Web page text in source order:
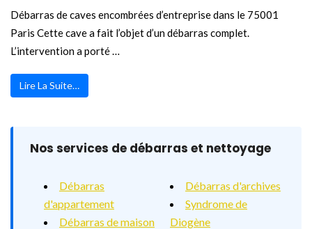
Débarras de caves encombrées d’entreprise dans le 75001
Paris Cette cave a fait l’objet d’un débarras complet.
L’intervention a porté …
Lire La Suite…
Nos services de débarras et nettoyage
Débarras
d'appartement
Débarras de maison
Débarras d'archives
Syndrome de
Diogène